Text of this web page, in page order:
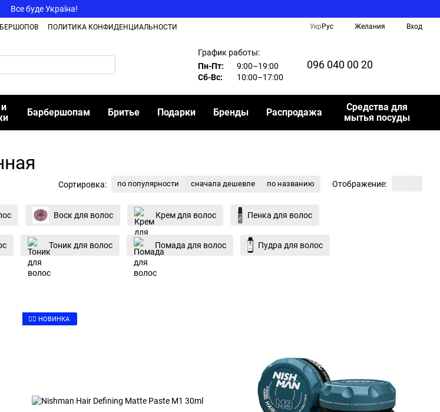
Все буде Україна!
ПОЛИТИКА КОНФИДЕНЦИАЛЬНОСТИ
Укр Рус Желания Вход
График работы:
Пн-Пт:
9:00–19:00
Сб-Вс:
10:00–17:00
096 040 00 20
Барбершопам Бритье Подарки Бренды Распродажа
Средства для
мытья посуды
Сортировка: по популярности сначала дешевле по названию Отображение:
Воск для волос Крем для волос Пенка для волос
Тоник для волос Помада для волос Пудра для волос
👉🏻 НОВИНКА